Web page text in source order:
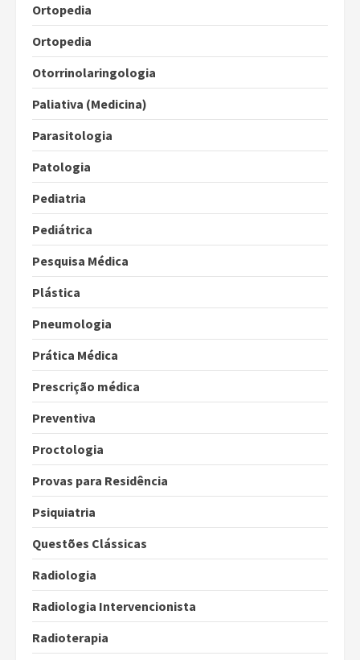
Ortopedia
Ortopedia
Otorrinolaringologia
Paliativa (Medicina)
Parasitologia
Patologia
Pediatria
Pediátrica
Pesquisa Médica
Plástica
Pneumologia
Prática Médica
Prescrição médica
Preventiva
Proctologia
Provas para Residência
Psiquiatria
Questões Clássicas
Radiologia
Radiologia Intervencionista
Radioterapia